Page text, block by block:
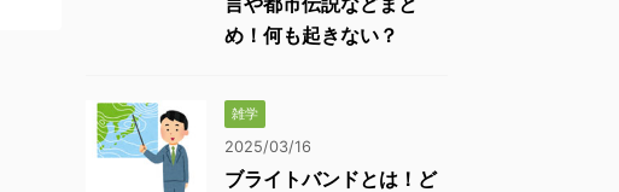
め！何も起きない？
雑学
2025/03/16
ブライトバンドとは！ど